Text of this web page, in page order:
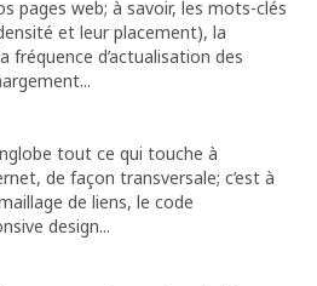
pages web; à savoir, les mots-clés
et leur placement), la
fréquence d’actualisation des
tout ce qui touche à
de façon transversale; c’est à
de liens, le code
design...